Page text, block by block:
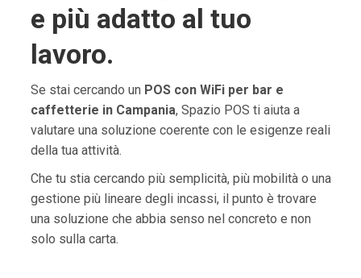
e più adatto al tuo
lavoro.
Se stai cercando un POS con WiFi per bar e
caffetterie in Campania, Spazio POS ti aiuta a
valutare una soluzione coerente con le esigenze reali
della tua attività.
Che tu stia cercando più semplicità, più mobilità o una
gestione più lineare degli incassi, il punto è trovare
una soluzione che abbia senso nel concreto e non
solo sulla carta.